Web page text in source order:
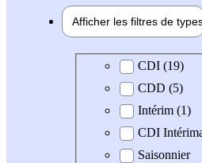
Afficher les filtres de
Type de contratCDI (19)
CDD (5)
Intérim (1)
CDI
Saisonnier